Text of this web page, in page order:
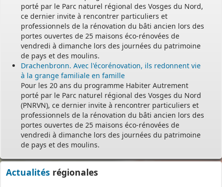
porté par le Parc naturel régional des Vosges du Nord,
ce dernier invite à rencontrer particuliers et
professionnels de la rénovation du bâti ancien lors des
portes ouvertes de 25 maisons éco-rénovées de
vendredi à dimanche lors des journées du patrimoine
de pays et des moulins.
Drachenbronn. Avec l'écorénovation, ils redonnent vie
à la grange familiale en famille
Pour les 20 ans du programme Habiter Autrement
porté par le Parc naturel régional des Vosges du Nord
(PNRVN), ce dernier invite à rencontrer particuliers et
professionnels de la rénovation du bâti ancien lors des
portes ouvertes de 25 maisons éco-rénovées de
vendredi à dimanche lors des journées du patrimoine
de pays et des moulins.
Actualités régionales